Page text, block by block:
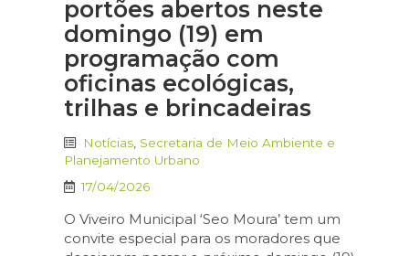
portões abertos neste
domingo (19) em
programação com
oficinas ecológicas,
trilhas e brincadeiras
Notícias Secretaria de Meio Ambiente e
Planejamento Urbano
17/04/2026
O Viveiro Municipal ‘Seo Moura’ tem um
convite especial para os moradores que